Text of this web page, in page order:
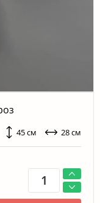
45 см 28 см